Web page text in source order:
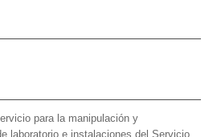
para la manipulación y
laboratorio e instalaciones del Servicio